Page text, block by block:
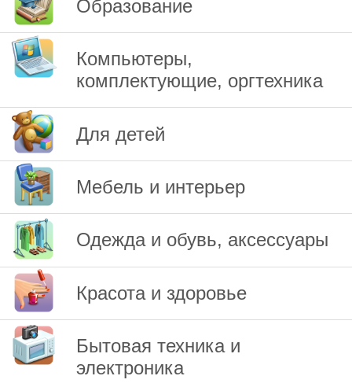
Образование
Компьютеры,
комплектующие, оргтехника
Для детей
Мебель и интерьер
Одежда и обувь, аксессуары
Красота и здоровье
Бытовая техника и
электроника